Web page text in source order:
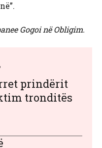
Gogoi në Obligim.
prindërit
tronditës